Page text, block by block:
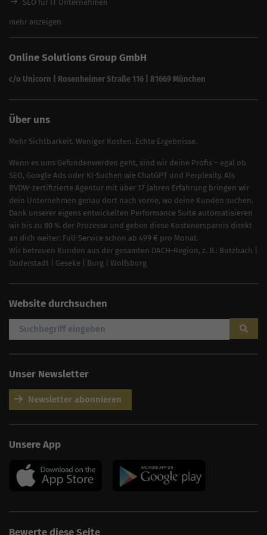
SEO für IT Unternehmen
SEO für Versicherungsmakler
SEO für Reinigungsfirmen
SEO für Sicherheitsdienste
mehr anzeigen
Online Solutions Group GmbH
c/o Unicorn | Rosenheimer Straße 116 | 81669 München
Über uns
Mehr Sichtbarkeit. Weniger Kosten. Echte Ergebnisse.
Wenn es ums Gefundenwerden geht, sind wir deine Profis – egal ob
SEO, Google Ads oder KI-Suchen wie ChatGPT und Perplexity. Als
BVDW-zertifizierte Agentur mit über 17 Jahren Erfahrung bringen wir
dein Unternehmen genau dort nach vorne, wo deine Kunden suchen.
Dank unserer eigens entwickelten Performance Suite automatisieren
wir bis zu 80 % der Prozesse und geben diese Kostenersparnis direkt
an dich weiter: Full-Service schon ab 499 € pro Monat.
Wir betreuen Kunden aus der gesamten DACH-Region, z. B.: Butzbach
Duderstadt
Geseke Burg Wolfsburg
Website durchsuchen
Unser Newsletter
Newsletter abonnieren
Unsere App
Bewerte diese Seite
Wie kann ich dir helfen?
Monat, inkl. Content,